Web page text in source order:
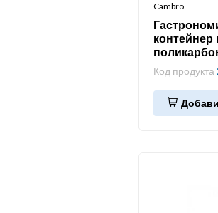
Cambro
контейнер
Код продукта